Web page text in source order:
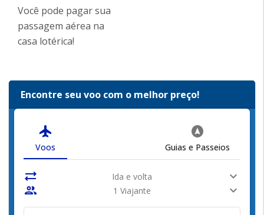
Você pode pagar sua
passagem aérea na
casa lotérica!
Encontre seu voo com o melhor preço!
flight
Voos
assistant_navigation
Guias e Passeios
sync_alt Ida e volta
expand_more
people
1 Viajante expand_more